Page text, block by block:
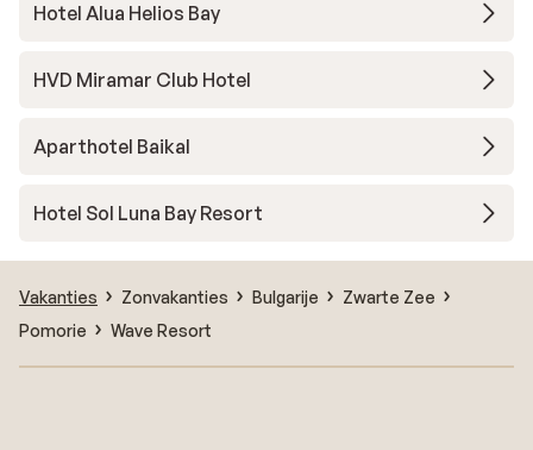
Hotel Alua Helios Bay
HVD Miramar Club Hotel
Aparthotel Baikal
Hotel Sol Luna Bay Resort
Vakanties Zonvakanties Bulgarije
Zwarte Zee
Pomorie
Wave Resort